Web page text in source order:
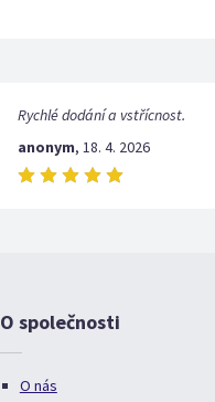
Rychlé dodání a vstřícnost.
anonym, 18. 4. 2026
O společnosti
O nás